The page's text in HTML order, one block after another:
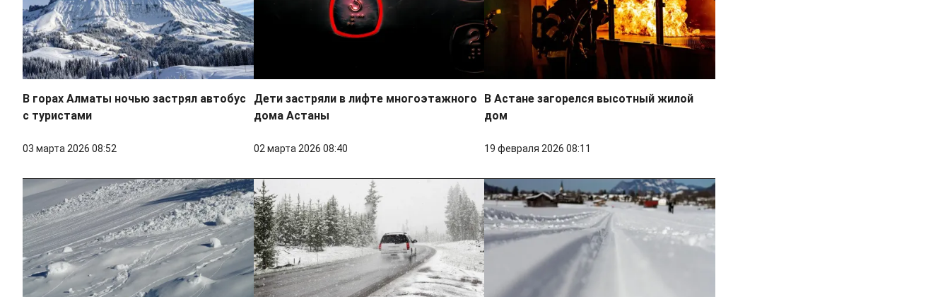
В горах Алматы ночью застрял автобус
с туристами
03 марта 2026 08:52
Дети застряли в лифте многоэтажного
дома Астаны
02 марта 2026 08:40
В Астане загорелся высотный жилой
дом
19 февраля 2026 08:11